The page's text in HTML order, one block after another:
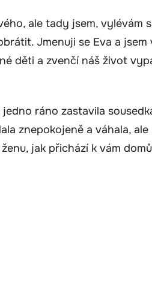
ale tady jsem, vylévám
Jmenuji se Eva a jsem
děti a zvenčí náš život
ráno zastavila
znepokojeně a váhala, ale
jak přichází k vám